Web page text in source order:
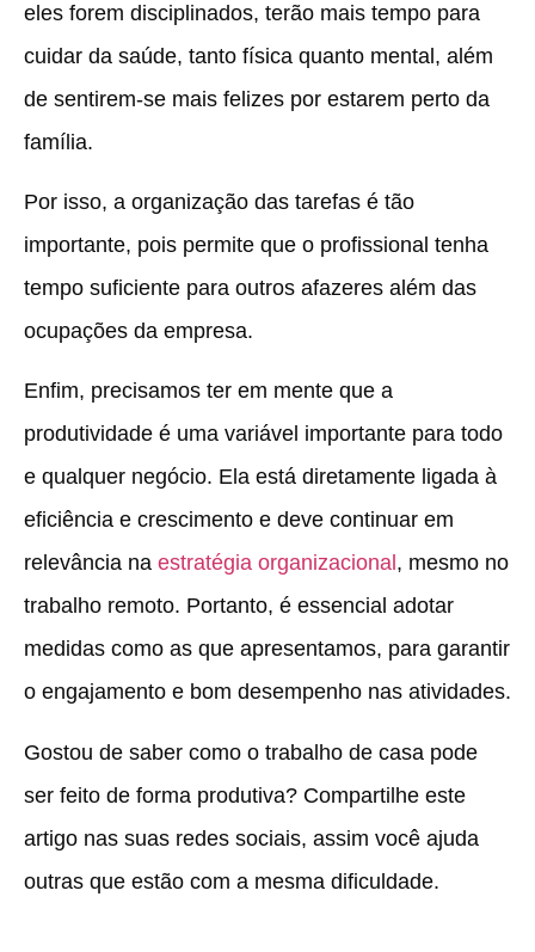
eles forem disciplinados, terão mais tempo para
cuidar da saúde, tanto física quanto mental, além
de sentirem-se mais felizes por estarem perto da
família.
Por isso, a organização das tarefas é tão
importante, pois permite que o profissional tenha
tempo suficiente para outros afazeres além das
ocupações da empresa.
Enfim, precisamos ter em mente que a
produtividade é uma variável importante para todo
e qualquer negócio. Ela está diretamente ligada à
eficiência e crescimento e deve continuar em
relevância na estratégia organizacional , mesmo no
trabalho remoto. Portanto, é essencial adotar
medidas como as que apresentamos, para garantir
o engajamento e bom desempenho nas atividades.
Gostou de saber como o trabalho de casa pode
ser feito de forma produtiva? Compartilhe este
artigo nas suas redes sociais, assim você ajuda
outras que estão com a mesma dificuldade.